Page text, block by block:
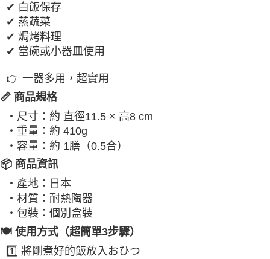
✔ 白飯保存
✔ 蒸蔬菜
✔ 焗烤料理
✔ 當碗或小器皿使用
👉 一器多用，超實用
📏 商品規格
・尺寸：約 直徑11.5 × 高8 cm
・重量：約 410g
・容量：約 1膳（0.5合）
📦 商品資訊
・產地：日本
・材質：耐熱陶器
・包裝：個別盒裝
🍽 使用方式（超簡單3步驟）
1️⃣ 將剛煮好的飯放入おひつ